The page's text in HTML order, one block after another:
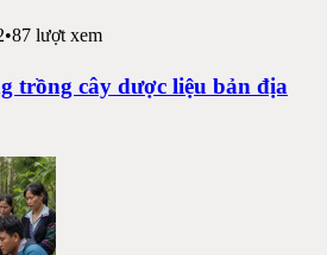
•87 lượt xem
trồng cây dược liệu bản địa